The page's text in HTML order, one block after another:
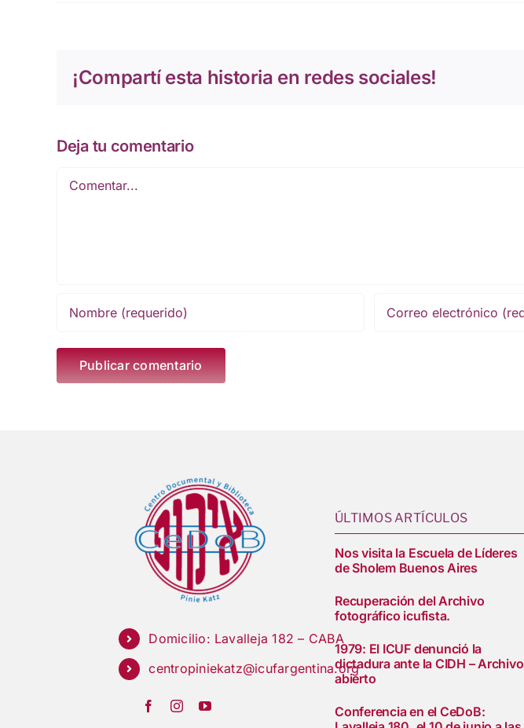
¡Compartí esta historia en redes sociales!
Deja tu comentario
Comentar
Domicilio: Lavalleja 182 – CABA
centropiniekatz@icufargentina.org
ÚLTIMOS ARTÍCULOS
Nos visita la Escuela de Líderes
de Sholem Buenos Aires
Recuperación del Archivo
fotográfico icufista.
1979: El ICUF denunció la
dictadura ante la CIDH – Archivo
abierto
Conferencia en el CeDoB: